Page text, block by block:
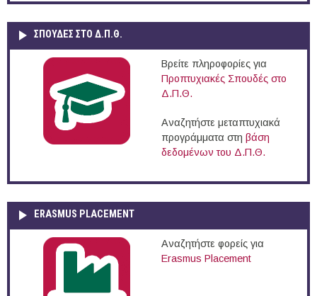
ΣΠΟΥΔΈΣ ΣΤΟ Δ.Π.Θ.
Βρείτε πληροφορίες για
Προπτυχιακές Σπουδές στο
Δ.Π.Θ.
Αναζητήστε μεταπτυχιακά
προγράμματα στη βάση
δεδομένων του Δ.Π.Θ.
ERASMUS PLACEMENT
Αναζητήστε φορείς για
Erasmus Placement